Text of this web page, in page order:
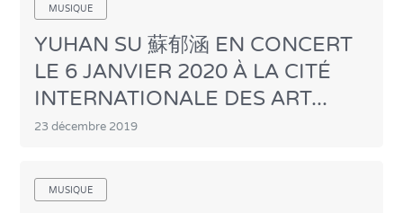
MUSIQUE
YUHAN SU 蘇郁涵 EN CONCERT
LE 6 JANVIER 2020 À LA CITÉ
INTERNATIONALE DES ART...
23 décembre 2019
MUSIQUE